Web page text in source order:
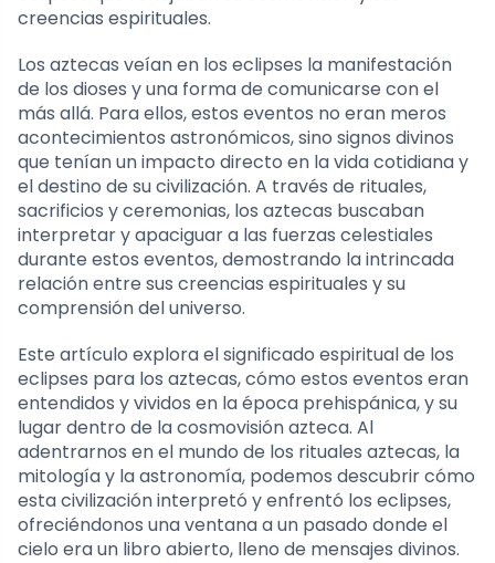
creencias espirituales.
Los aztecas veían en los eclipses la manifestación
de los dioses y una forma de comunicarse con el
más allá. Para ellos, estos eventos no eran meros
acontecimientos astronómicos, sino signos divinos
que tenían un impacto directo en la vida cotidiana y
el destino de su civilización. A través de rituales,
sacrificios y ceremonias, los aztecas buscaban
interpretar y apaciguar a las fuerzas celestiales
durante estos eventos, demostrando la intrincada
relación entre sus creencias espirituales y su
comprensión del universo.
Este artículo explora el significado espiritual de los
eclipses para los aztecas, cómo estos eventos eran
entendidos y vividos en la época prehispánica, y su
lugar dentro de la cosmovisión azteca. Al
adentrarnos en el mundo de los rituales aztecas, la
mitología y la astronomía, podemos descubrir cómo
esta civilización interpretó y enfrentó los eclipses,
ofreciéndonos una ventana a un pasado donde el
cielo era un libro abierto, lleno de mensajes divinos.